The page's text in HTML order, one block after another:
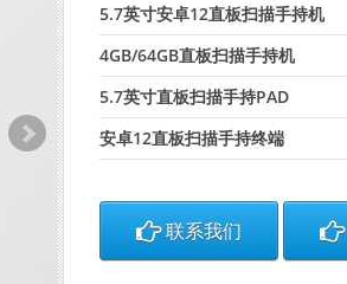
5.7英寸安卓12直板扫描手持机
4GB/64GB直板扫描手持机
5.7英寸直板扫描手持PAD
安卓12直板扫描手持终端
联系我们